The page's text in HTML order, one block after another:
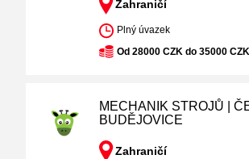
Zahraničí
Plný úvazek
Od 28000 CZK do 35000 CZK
MECHANIK STROJŮ |
BUDĚJOVICE
Zahraničí